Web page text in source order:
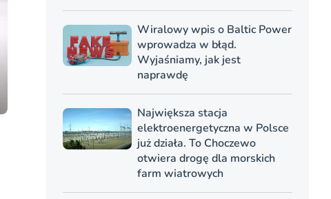
Wiralowy wpis o Baltic Power
wprowadza w błąd.
Wyjaśniamy, jak jest
naprawdę
Największa stacja
elektroenergetyczna w Polsce
już działa. To Choczewo
otwiera drogę dla morskich
farm wiatrowych